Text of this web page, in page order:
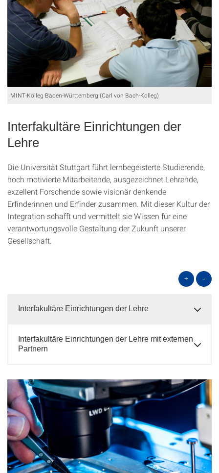
MINT-Kolleg Baden-Württemberg (Carl von Bach-Kolleg)
Interfakultäre Einrichtungen der
Lehre
Die Universität Stuttgart führt lernbegeisterte Studierende,
hoch motivierte Mitarbeitende, ausgezeichnet Lehrende,
exzellent Forschende sowie visionär denkende
Erfinderinnen und Erfinder zusammen. Mit dieser Kultur der
Integration schafft und vermittelt sie Wissen für eine
verantwortungsvolle Gestaltung der Zukunft unserer
Gesellschaft.
+ -
Interfakultäre Einrichtungen der Lehre
Interfakultäre Einrichtungen der Lehre mit externen
Partnern